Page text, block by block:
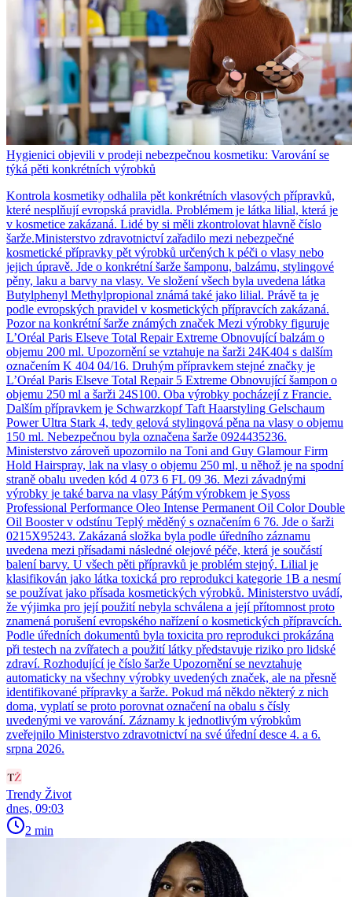
Hygienici objevili v prodeji nebezpečnou kosmetiku: Varování se
týká pěti konkrétních výrobků
Kontrola kosmetiky odhalila pět konkrétních vlasových přípravků,
které nesplňují evropská pravidla. Problémem je látka lilial, která je
v kosmetice zakázaná. Lidé by si měli zkontrolovat hlavně číslo
šarže.Ministerstvo zdravotnictví zařadilo mezi nebezpečné
kosmetické přípravky pět výrobků určených k péči o vlasy nebo
jejich úpravě. Jde o konkrétní šarže šamponu, balzámu, stylingové
pěny, laku a barvy na vlasy. Ve složení všech byla uvedena látka
Butylphenyl Methylpropional známá také jako lilial. Právě ta je
podle evropských pravidel v kosmetických přípravcích zakázaná.
Pozor na konkrétní šarže známých značek Mezi výrobky figuruje
L’Oréal Paris Elseve Total Repair Extreme Obnovující balzám o
objemu 200 ml. Upozornění se vztahuje na šarži 24K404 s dalším
označením K 404 04/16. Druhým přípravkem stejné značky je
L’Oréal Paris Elseve Total Repair 5 Extreme Obnovující šampon o
objemu 250 ml a šarži 24S100. Oba výrobky pocházejí z Francie.
Dalším přípravkem je Schwarzkopf Taft Haarstyling Gelschaum
Power Ultra Stark 4, tedy gelová stylingová pěna na vlasy o objemu
150 ml. Nebezpečnou byla označena šarže 0924435236.
Ministerstvo zároveň upozornilo na Toni and Guy Glamour Firm
Hold Hairspray, lak na vlasy o objemu 250 ml, u něhož je na spodní
straně obalu uveden kód 4 073 6 FL 09 36. Mezi závadnými
výrobky je také barva na vlasy Pátým výrobkem je Syoss
Professional Performance Oleo Intense Permanent Oil Color Double
Oil Booster v odstínu Teplý měděný s označením 6 76. Jde o šarži
0215X95243. Zakázaná složka byla podle úředního záznamu
uvedena mezi přísadami následné olejové péče, která je součástí
balení barvy. U všech pěti přípravků je problém stejný. Lilial je
klasifikován jako látka toxická pro reprodukci kategorie 1B a nesmí
se používat jako přísada kosmetických výrobků. Ministerstvo uvádí,
že výjimka pro její použití nebyla schválena a její přítomnost proto
znamená porušení evropského nařízení o kosmetických přípravcích.
Podle úředních dokumentů byla toxicita pro reprodukci prokázána
při testech na zvířatech a použití látky představuje riziko pro lidské
zdraví. Rozhodující je číslo šarže Upozornění se nevztahuje
automaticky na všechny výrobky uvedených značek, ale na přesně
identifikované přípravky a šarže. Pokud má někdo některý z nich
doma, vyplatí se proto porovnat označení na obalu s čísly
uvedenými ve varování. Záznamy k jednotlivým výrobkům
zveřejnilo Ministerstvo zdravotnictví na své úřední desce 4. a 6.
srpna 2026.
Trendy Život
dnes, 09:03
2 min